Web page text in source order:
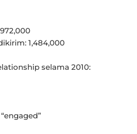
1,484,000
selama 2010: